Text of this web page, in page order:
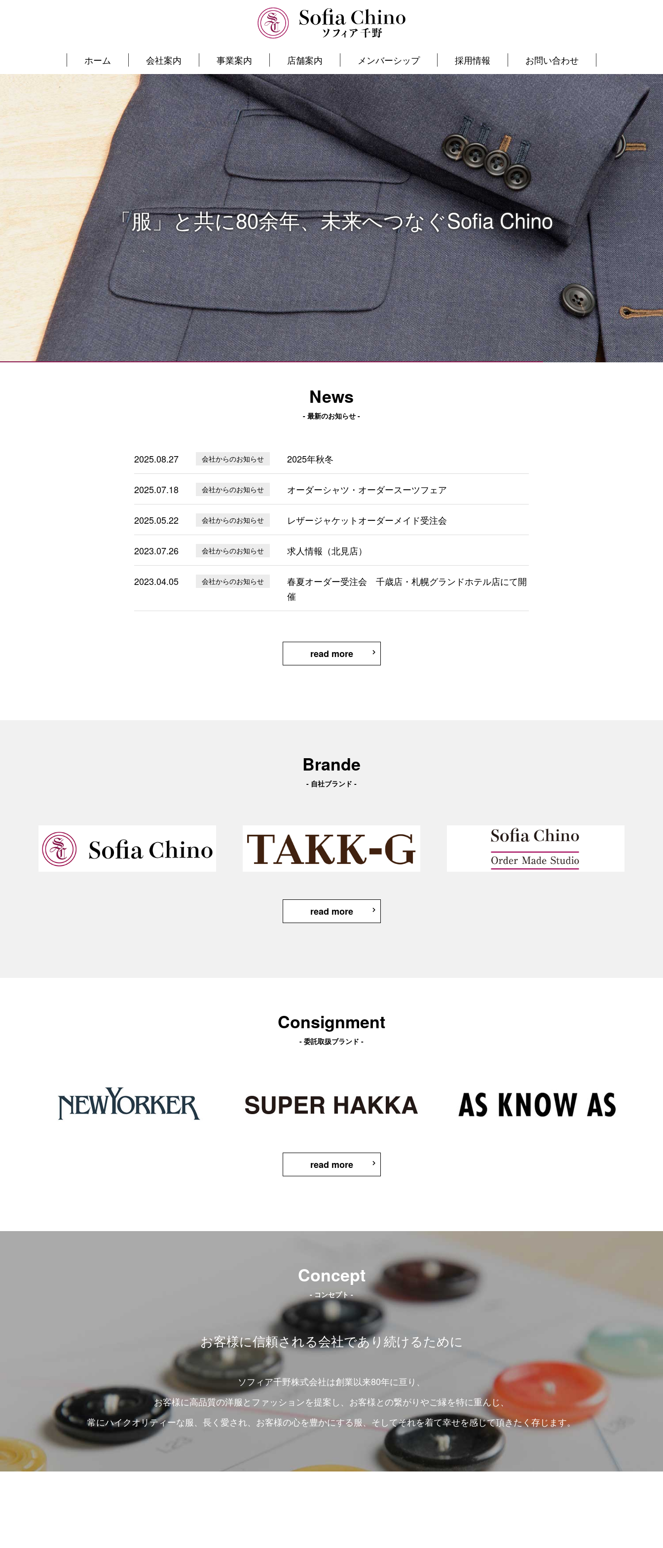
ホーム 会社案内 事業案内 店舗案内 メンバーシップ 採用情報 お問い合わせ
「服」と共に80余年、未来へつなぐSofia Chino
News
- 最新のお知らせ -
2025.08.27 会社からのお知らせ 2025年秋冬
2025.07.18 会社からのお知らせ オーダーシャツ・オーダースーツフェア
2025.05.22 会社からのお知らせ レザージャケットオーダーメイド受注会
2023.07.26 会社からのお知らせ 求人情報（北見店）
2023.04.05 会社からのお知らせ
春夏オーダー受注会 千歳店・札幌グランドホテル店にて開
催
read more
Brande
- 自社ブランド -
read more
Consignment
- 委託取扱ブランド -
read more
Concept
- コンセプト -
お客様に信頼される会社であり続けるために
ソフィア千野株式会社は創業以来80年に亘り、
お客様に高品質の洋服とファッションを提案し、お客様との繋がりやご縁を特に重んじ、
常にハイクオリティーな服、長く愛され、お客様の心を豊かにする服、そしてそれを着て幸せを感じて頂きたく存じます。